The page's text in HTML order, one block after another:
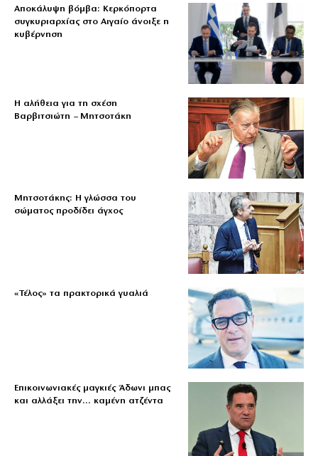
Αποκάλυψη βόμβα: Κερκόπορτα
συγκυριαρχίας στο Αιγαίο άνοιξε η
κυβέρνηση
Η αλήθεια για τη σχέση
Βαρβιτσιώτη – Μητσοτάκη
Μητσοτάκης: Η γλώσσα του
σώματος προδίδει άγχος
«Τέλος» τα πρακτορικά γυαλιά
Επικοινωνιακές μαγκιές Άδωνι μπας
και αλλάξει την… καμένη ατζέντα